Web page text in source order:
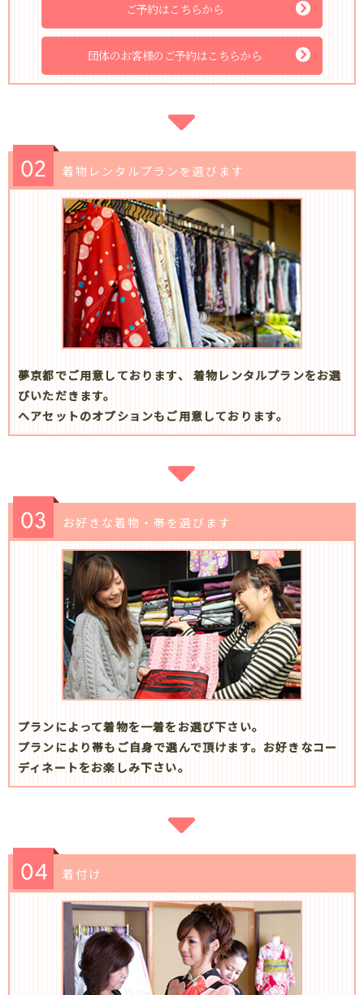
ご予約はこちらから
団体のお客様のご予約はこちらから
着物レンタルプランを選びます
夢京都でご用意しております、 着物レンタルプランをお選
びいただきます。
へアセットのオプションもご用意しております。
お好きな着物・帯を選びます
プランによって着物を一着をお選び下さい。
プランにより帯もご自身で選んで頂けます。お好きなコー
ディネートをお楽しみ下さい。
着付け